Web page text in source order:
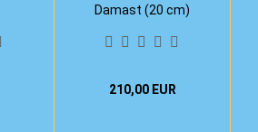
Damast (20 cm)
210,00 EUR